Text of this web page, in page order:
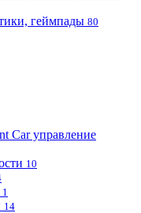
геймпады 80
Car управление
10
1
14